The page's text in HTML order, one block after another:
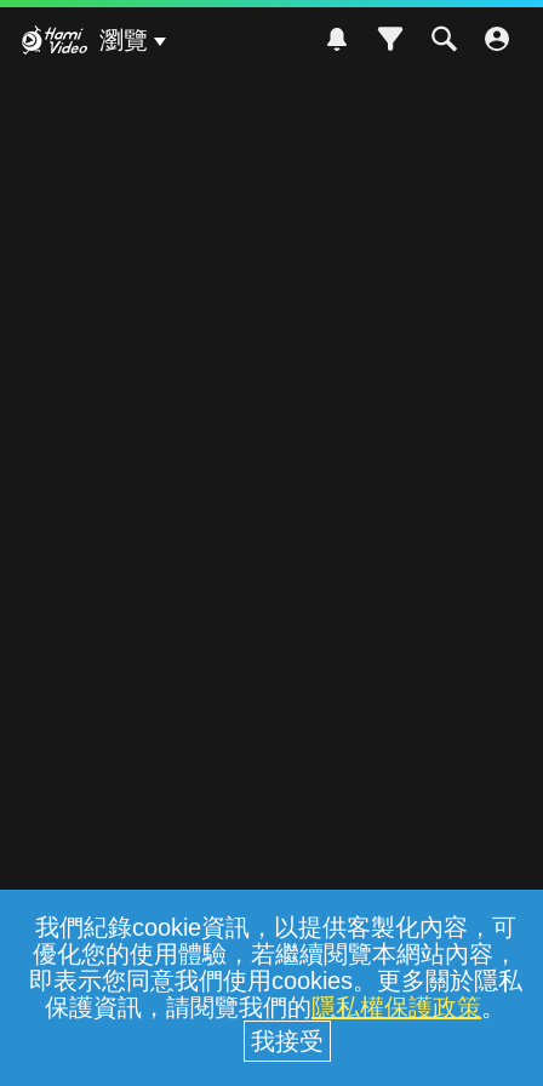
我們紀錄cookie資訊，以提供客製化內容，可
優化您的使用體驗，若繼續閱覽本網站內容，
即表示您同意我們使用cookies。更多關於隱私
保護資訊，請閱覽我們的隱私權保護政策。
瀏覽
常見問題 線上客服 服務條款 隱私權保護
中華電信股份有限公司個人家庭分公司
(統一編號：96979949) © 2026
{{notifyMsg}}